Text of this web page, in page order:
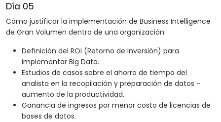
Día 05
Cómo justificar la implementación de Business Intelligence
de Gran Volumen dentro de una organización:
Definición del ROI (Retorno de Inversión) para
implementar Big Data.
Estudios de casos sobre el ahorro de tiempo del
analista en la recopilación y preparación de datos –
aumento de la productividad.
Ganancia de ingresos por menor costo de licencias de
bases de datos.